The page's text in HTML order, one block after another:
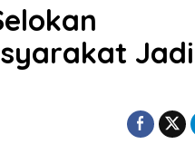
Jadi